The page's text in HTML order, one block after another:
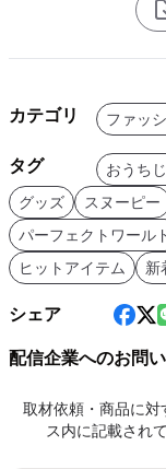
カテゴリ ファッ
タグ おうち
グッズ
スヌーピー
パーフェクトワール
ヒットアイテム
新
シェア
配信企業へのお問
取材依頼・商品に
ス内に記載され